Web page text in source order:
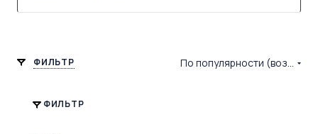
ФИЛЬТР По популярности (возрастание)
ФИЛЬТР